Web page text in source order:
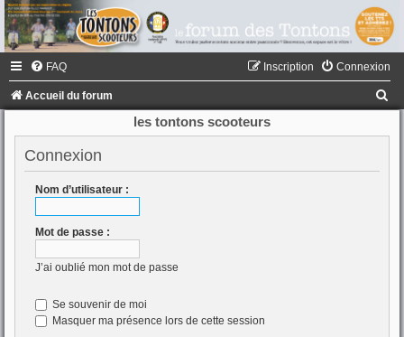
FAQ Connexion
Inscription
Accueil du forum
les tontons scooteurs
Connexion
Nom d’utilisateur :
Mot de passe :
J’ai oublié mon mot de passe
Se souvenir de moi
Masquer ma présence lors de cette session